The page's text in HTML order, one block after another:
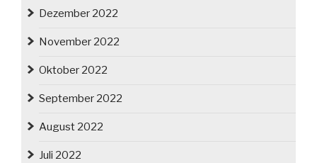
Dezember 2022
November 2022
Oktober 2022
September 2022
August 2022
Juli 2022